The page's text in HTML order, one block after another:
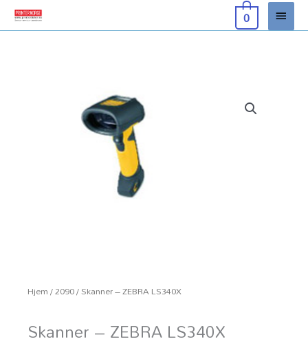
Hopp
rett
til
0
Hjem/2090/ Skanner – ZEBRA LS340X
Skanner – ZEBRA LS340X